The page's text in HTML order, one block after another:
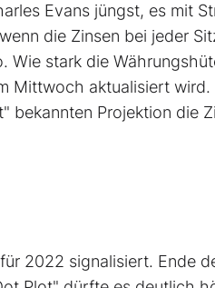
Evans jüngst, es mit
die Zinsen bei jeder
stark die
Mittwoch aktualisiert wird.
bekannten Projektion die
2022 signalisiert. Ende